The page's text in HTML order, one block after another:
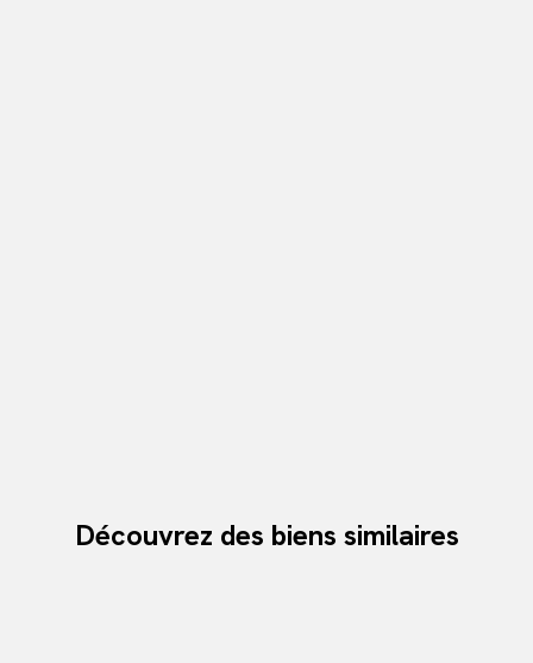
Découvrez des biens similaires